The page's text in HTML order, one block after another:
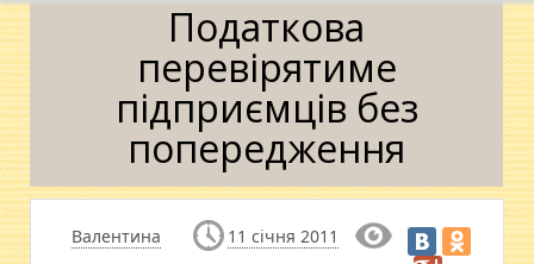
Податкова
перевірятиме
підприємців без
попередження
Валентина
11 січня 2011